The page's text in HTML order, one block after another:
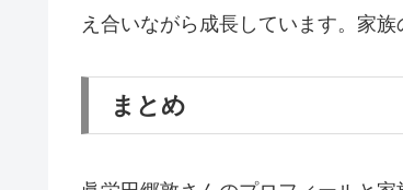
え合いながら成長しています。家
まとめ